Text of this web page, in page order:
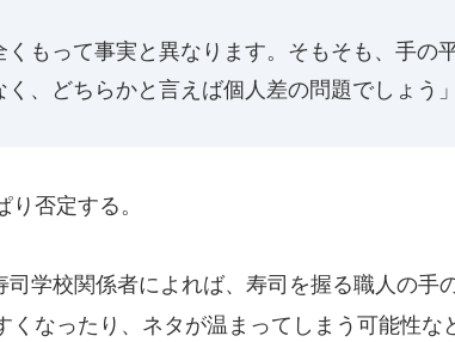
くもって事実と異なります。そもそも、手の
く、どちらかと言えば個人差の問題でしょう」
り否定する。
学校関係者によれば、寿司を握る職人の手
くなったり、ネタが温まってしまう可能性な